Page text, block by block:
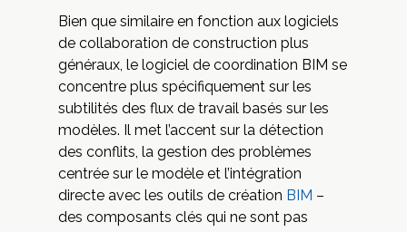
Bien que similaire en fonction aux logiciels
de collaboration de construction plus
généraux, le logiciel de coordination BIM se
concentre plus spécifiquement sur les
subtilités des flux de travail basés sur les
modèles. Il met l’accent sur la détection
des conflits, la gestion des problèmes
centrée sur le modèle et l’intégration
directe avec les outils de création BIM –
des composants clés qui ne sont pas